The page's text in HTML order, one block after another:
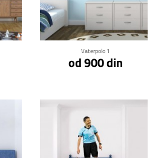
Vaterpolo 1
od 900 din
Klikni za detalje